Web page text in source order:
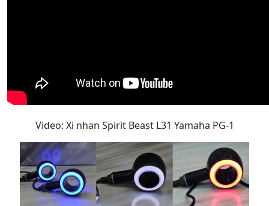
Video: Xi nhan Spirit Beast L31 Yamaha PG-1